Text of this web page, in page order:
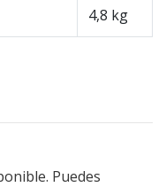
4,8 kg
Puedes